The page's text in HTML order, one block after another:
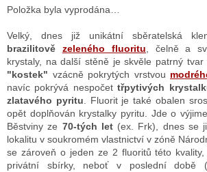
Položka byla vyprodána…
Velký, dnes již unikátní sběratelská
brazilitově zeleného fluoritu, čelně a
krystaly, na další stěně je skvěle patrný tvar
"kostek" vzácně pokrytých vrstvou
navíc pokrývá nespočettřpytivých
zlatavého pyritu. Fluorit je také obalen
opět doplňován krystalky pyritu. Jde o
Běstviny ze 70-tých let(ex. Frk), dnes se
lokalitu v soukromém vlastnictví v zóně
se zároveň o jeden ze 2 fluoritů této
privátní sbírky, neboť v poslední době